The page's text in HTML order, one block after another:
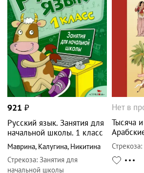
921 ₽
Русский язык. Занятия для
начальной школы. 1 класс
Маврина, Калугина, Никитина
Стрекоза: Занятия для
начальной школы
Нет в
Тысяча
Стрекоза: